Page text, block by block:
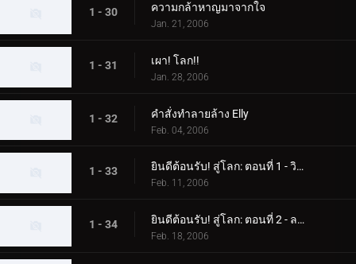
1 - 30 ความกล้าหาญมาจากใจ
Jan. 21, 2006
1 - 31 เผา! โลก!!
Jan. 28, 2006
1 - 32 คำสั่งทำลายล้าง Elly
Feb. 04, 2006
1 - 33 ยินดีต้อนรับ! สู่โลก: ตอนที่ 1 - วิทยาศาสตร์แห่งดาวเคราะห์บาลตัน
Feb. 11, 2006
1 - 34 ยินดีต้อนรับ! สู่โลก: ตอนที่ 2 - ลาก่อน! เอเลี่ยนบาลตัน
Feb. 18, 2006